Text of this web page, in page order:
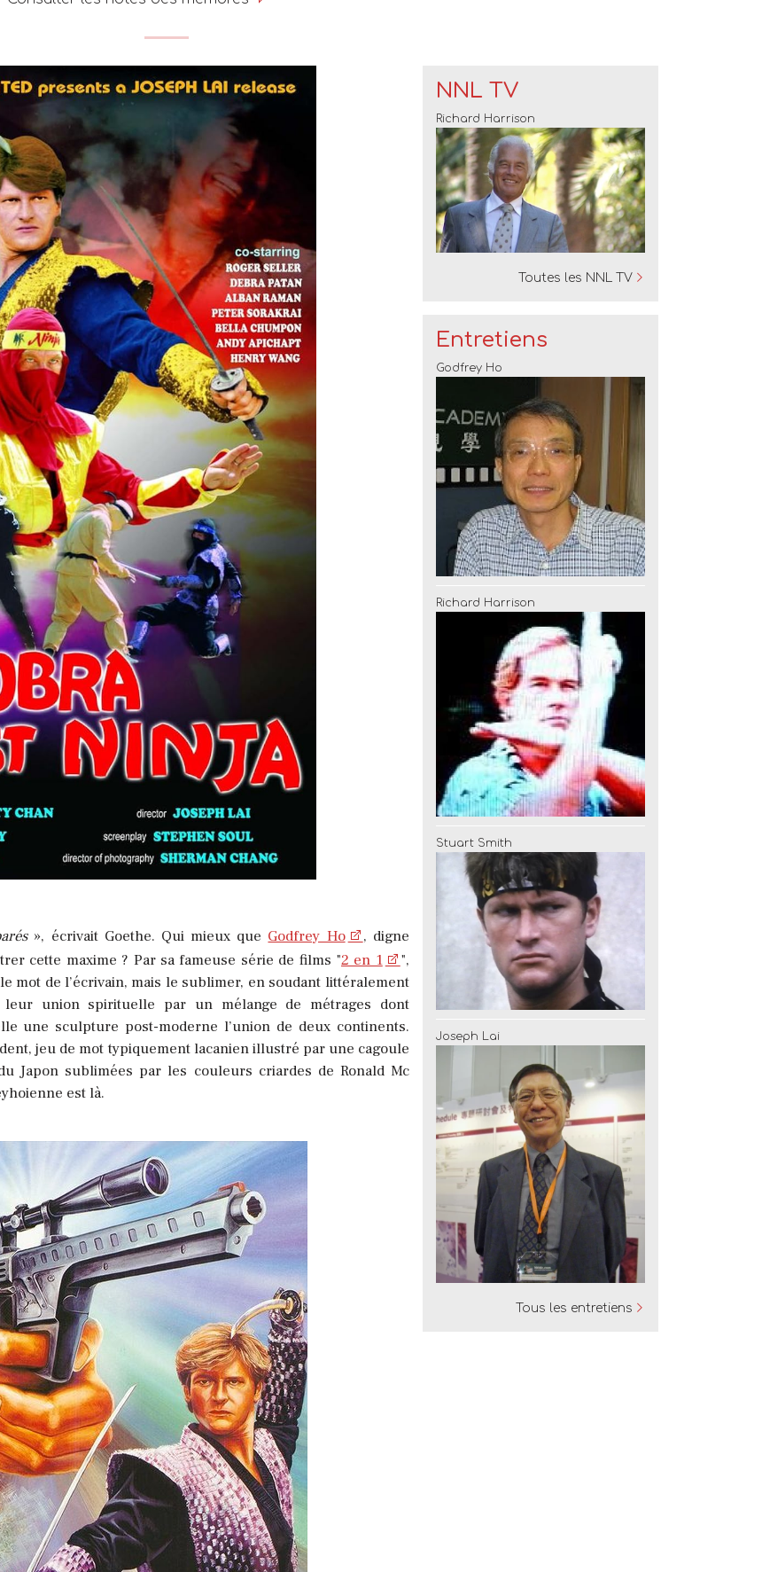
», écrivait Goethe. Qui mieux que Godfrey Ho
, digne
cette maxime ? Par sa fameuse série de films "2 en 1
",
mot de l’écrivain, mais le sublimer, en soudant littéralement
leur union spirituelle par un mélange de métrages dont
une sculpture post-moderne l’union de deux continents.
jeu de mot typiquement lacanien illustré par une cagoule
Japon sublimées par les couleurs criardes de Ronald Mc
est là.
NNL TV
Richard Harrison
Toutes les NNL TV
Entretiens
Godfrey Ho
Richard Harrison
Stuart Smith
Joseph Lai
Tous les entretiens